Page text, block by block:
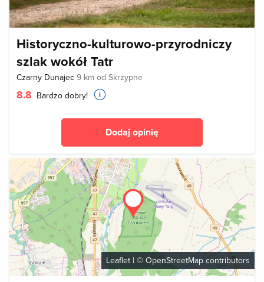
Historyczno-kulturowo-przyrodniczy
szlak wokół Tatr
Czarny Dunajec 9 km od Skrzypne
8.8 Bardzo dobry!
Dodaj opinię
Leaflet | © OpenStreetMap contributors